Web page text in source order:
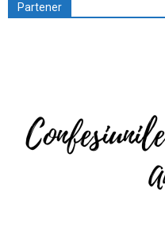
Partener